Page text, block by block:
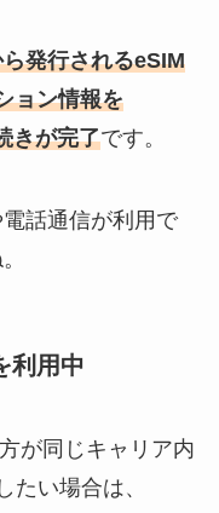
発行されるeSIM
ョン情報を
きが完了です。
話通信が利用で
利用中
が同じキャリア内
たい場合は、